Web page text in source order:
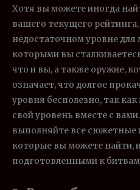
Хотя вы можете иногда
вашего текущего
недостаточном уровне для
которыми вы
что и вы, а также оружие,
означает, что долгое
уровня бесполезно, так
свой уровень вместе с
выполняйте все сюжетные
которые вы можете найти,
подготовленными к